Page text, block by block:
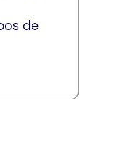
de